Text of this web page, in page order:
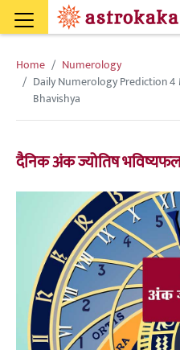
Home
Numerology
Daily Numerology Prediction 4
Bhavishya
दैनिक अंक ज्योतिष